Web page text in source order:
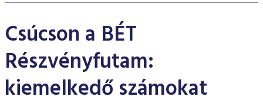
Kötvényindexek
Jelzáloglevél indexek
Vállalati kötvény indexek
Kedvenc instrumentumok
Azonnali Piac
Részvények
Származékos piac
Indexek
Részvény szekció
Hitelpapír szekció
Szabályozás
BÉT szabályzatok
Befektetővédelem
Alkalmazott díjstruktúra
Elszámolás
KIBOCSÁTÓK
program
BÉT Xtend - Részvénypiac egyszerűen
TŐZSDETAGOK
Tőzsdetagok, üzletkötők
VENDOROK
Csúcson a BÉT
Részvényfutam:
kiemelkedő számokat